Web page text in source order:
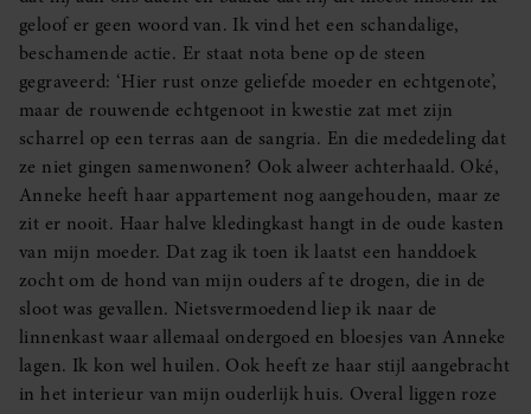
geloof er geen woord van. Ik vind het een schandalige,
beschamende actie. Er staat nota bene op de steen
gegraveerd: ‘Hier rust onze geliefde moeder en echtgenote’,
maar de rouwende echtgenoot in kwestie zat met zijn
scharrel op een terras aan de sangria. En die mededeling dat
ze niet gingen samenwonen? Ook alweer achterhaald. Oké,
Anneke heeft haar appartement nog aangehouden, maar ze
zit er nooit. Haar halve kledingkast hangt in de oude kasten
van mijn moeder. Dat zag ik toen ik laatst een handdoek
zocht om de hond van mijn ouders af te drogen, die in de
sloot was gevallen. Nietsvermoedend liep ik naar de
linnenkast waar allemaal ondergoed en bloesjes van Anneke
lagen. Ik kon wel huilen. Ook heeft ze haar stijl aangebracht
in het interieur van mijn ouderlijk huis. Overal liggen roze